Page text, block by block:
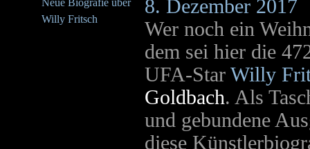
Neue Biografie über
Willy Fritsch
8. Dezember 2017
Wer noch ein
dem sei hier die
UFA-Star Willy
Goldbach. Als
und gebundene
diese